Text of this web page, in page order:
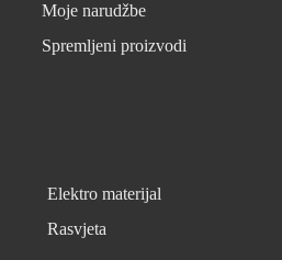
Moje narudžbe
Spremljeni proizvodi
Elektro materijal
Rasvjeta